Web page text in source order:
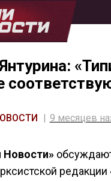
9 месяцев
Новости»
редакции